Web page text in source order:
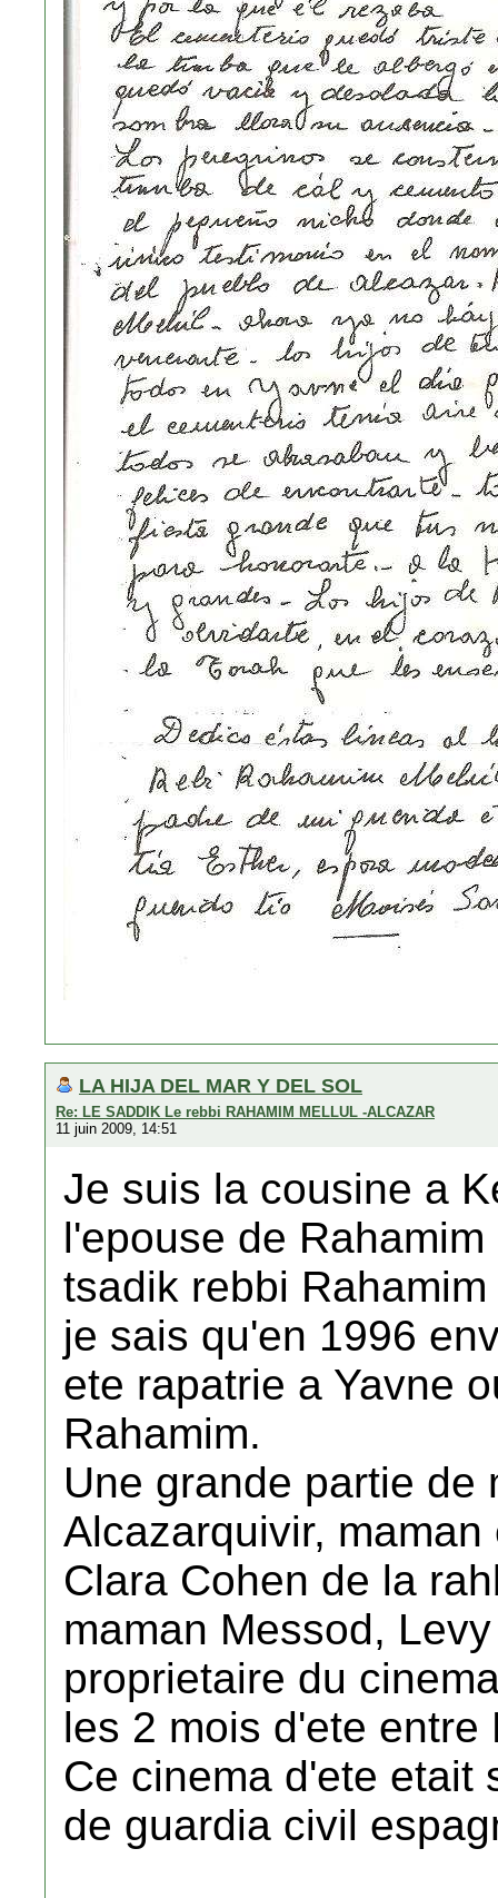
LA HIJA DEL MAR Y DEL SOL
Re: LE SADDIK Le rebbi RAHAMIM MELLUL -ALCAZAR
11 juin 2009, 14:51
Je suis la cousine a
l'epouse de
tsadik rebbi
je sais qu'en 1996
ete rapatrie a Yavne
Rahamim.
Une grande partie de
Alcazarquivir,
Clara Cohen de la
maman Messod,
proprietaire du
les 2 mois d'ete entre
Ce cinema d'ete etait
de guardia civil